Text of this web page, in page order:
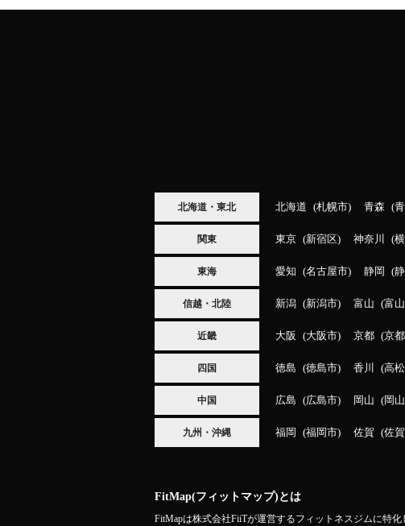
北海道・東北 北海道 札幌市 青森
関東 東京 新宿区 神奈川
東海 愛知 名古屋市 静岡
信越・北陸 新潟 新潟市 富山 富
近畿 大阪 大阪市 京都 京
四国 徳島 徳島市 香川 高
中国 広島 広島市 岡山 岡
九州・沖縄 福岡 福岡市 佐賀 佐
FitMap(フィットマップ)とは
FitMapは株式会社FiiTが運営するフィットネスジムに特